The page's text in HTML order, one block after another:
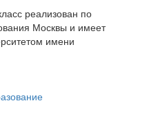
реализован по
Москвы и имеет
имени